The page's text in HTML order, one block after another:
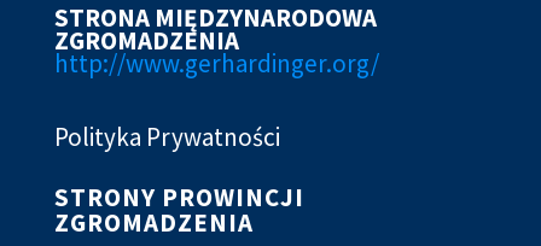
STRONA MIĘDZYNARODOWA
ZGROMADZENIA
http://www.gerhardinger.org/
Polityka Prywatności
STRONY PROWINCJI
ZGROMADZENIA